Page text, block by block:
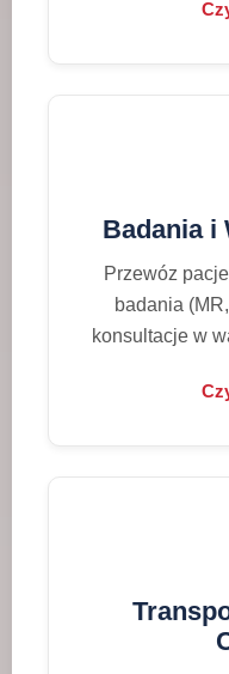
Badania i
Przewóz
badania
konsultacje w